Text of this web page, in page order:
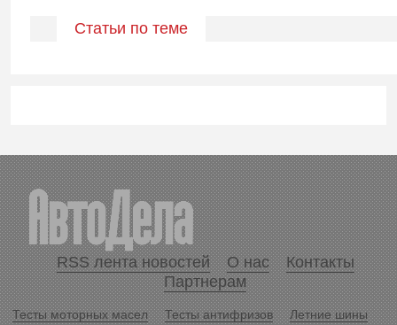
Статьи по теме
RSS лента новостей О нас
Контакты
Партнерам
Тесты моторных масел Тесты антифризов Летние шины